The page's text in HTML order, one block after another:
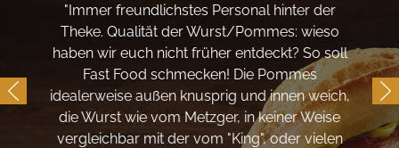
"Immer freundlichstes Personal hinter der
Theke. Qualität der Wurst/Pommes: wieso
haben wir euch nicht früher entdeckt? So soll
Fast Food schmecken! Die Pommes
idealerweise außen knusprig und innen weich,
die Wurst wie vom Metzger, in keiner Weise
vergleichbar mit der vom "King", oder vielen